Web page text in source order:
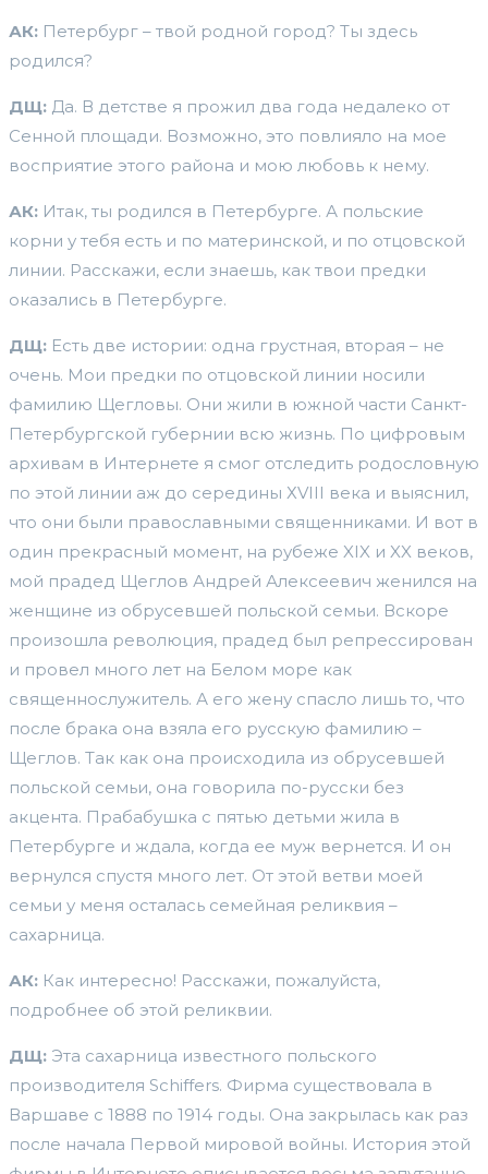
АК: Петербург – твой родной город? Ты здесь
родился?
ДЩ: Да. В детстве я прожил два года недалеко от
Сенной площади. Возможно, это повлияло на мое
восприятие этого района и мою любовь к нему.
АК: Итак, ты родился в Петербурге. А польские
корни у тебя есть и по материнской, и по отцовской
линии. Расскажи, если знаешь, как твои предки
оказались в Петербурге.
ДЩ: Есть две истории: одна грустная, вторая – не
очень. Мои предки по отцовской линии носили
фамилию Щегловы. Они жили в южной части Санкт-
Петербургской губернии всю жизнь. По цифровым
архивам в Интернете я смог отследить родословную
по этой линии аж до середины ХVIII века и выяснил,
что они были православными священниками. И вот в
один прекрасный момент, на рубеже XIX и XX веков,
мой прадед Щеглов Андрей Алексеевич женился на
женщине из обрусевшей польской семьи. Вскоре
произошла революция, прадед был репрессирован
и провел много лет на Белом море как
священнослужитель. А его жену спасло лишь то, что
после брака она взяла его русскую фамилию –
Щеглов. Так как она происходила из обрусевшей
польской семьи, она говорила по-русски без
акцента. Прабабушка с пятью детьми жила в
Петербурге и ждала, когда ее муж вернется. И он
вернулся спустя много лет. От этой ветви моей
семьи у меня осталась семейная реликвия –
сахарница.
АК: Как интересно! Расскажи, пожалуйста,
подробнее об этой реликвии.
ДЩ: Эта сахарница известного польского
производителя Schiffers. Фирма существовала в
Варшаве с 1888 по 1914 годы. Она закрылась как раз
после начала Первой мировой войны. История этой